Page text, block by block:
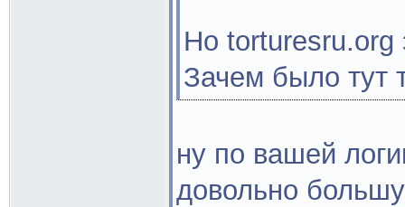
Но torturesru.org
Зачем было тут
ну по вашей
довольно